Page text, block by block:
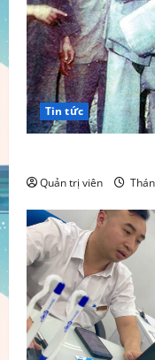
Tin tức
Quản trị viên